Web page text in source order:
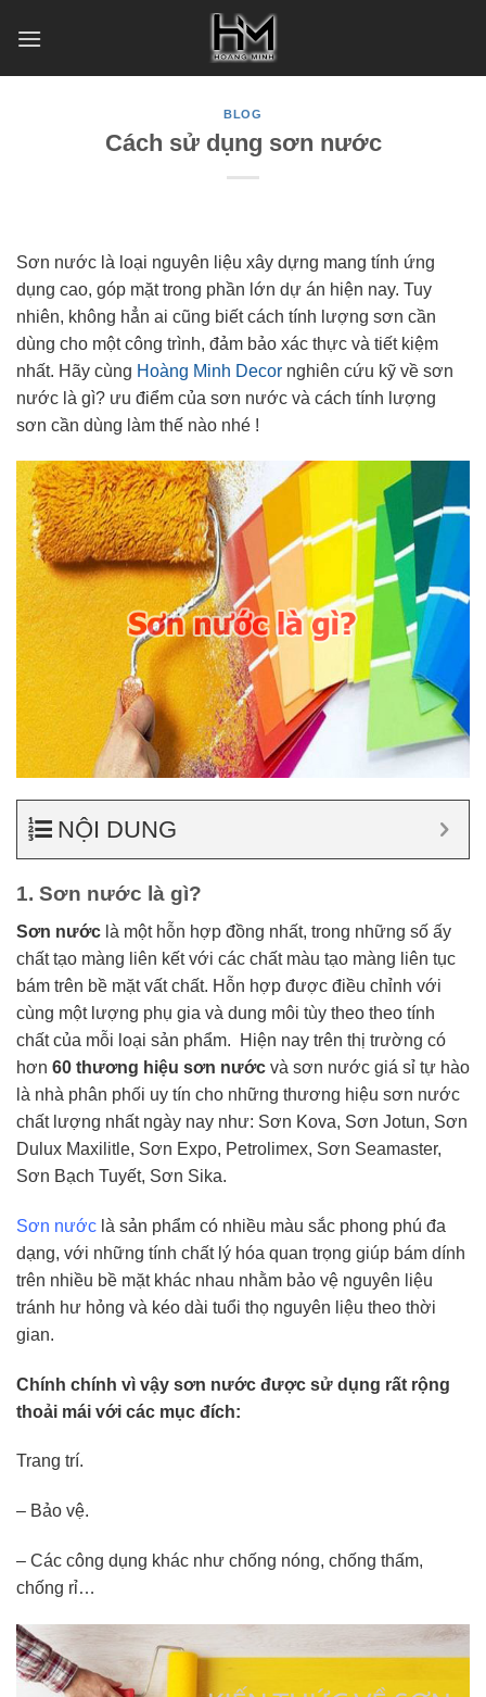
BLOG
Cách sử dụng sơn nước
Sơn nước là loại nguyên liệu xây dựng mang tính ứng
dụng cao, góp mặt trong phần lớn dự án hiện nay. Tuy
nhiên, không hẳn ai cũng biết cách tính lượng sơn cần
dùng cho một công trình, đảm bảo xác thực và tiết kiệm
nhất. Hãy cùng Hoàng Minh Decor nghiên cứu kỹ về sơn
nước là gì? ưu điểm của sơn nước và cách tính lượng
sơn cần dùng làm thế nào nhé !
NỘI DUNG
1. Sơn nước là gì?
Sơn nước là một hỗn hợp đồng nhất, trong những số ấy
chất tạo màng liên kết với các chất màu tạo màng liên tục
bám trên bề mặt vất chất. Hỗn hợp được điều chỉnh với
cùng một lượng phụ gia và dung môi tùy theo theo tính
chất của mỗi loại sản phẩm. Hiện nay trên thị trường có
hơn 60 thương hiệu sơn nước và sơn nước giá sỉ tự hào
là nhà phân phối uy tín cho những thương hiệu sơn nước
chất lượng nhất ngày nay như: Sơn Kova, Sơn Jotun, Sơn
Dulux Maxilitle, Sơn Expo, Petrolimex, Sơn Seamaster,
Sơn Bạch Tuyết, Sơn Sika.
Sơn nước là sản phẩm có nhiều màu sắc phong phú đa
dạng, với những tính chất lý hóa quan trọng giúp bám dính
trên nhiều bề mặt khác nhau nhằm bảo vệ nguyên liệu
tránh hư hỏng và kéo dài tuổi thọ nguyên liệu theo thời
gian.
Chính chính vì vậy sơn nước được sử dụng rất rộng
thoải mái với các mục đích:
Trang trí.
– Bảo vệ.
– Các công dụng khác như chống nóng, chống thấm,
chống rỉ…